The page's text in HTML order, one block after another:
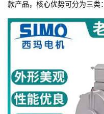
款产品，核心优势可分为三类：